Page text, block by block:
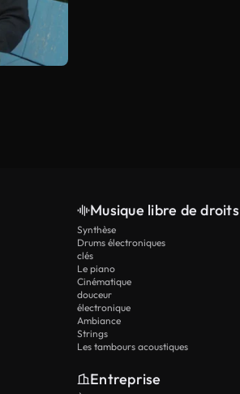
Musique libre de droits
Synthèse
Drums électroniques
clés
Le piano
Cinématique
douceur
électronique
Ambiance
Strings
Les tambours acoustiques
Entreprise